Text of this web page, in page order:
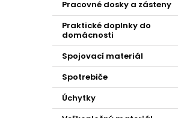
Pracovné dosky a zásteny
Praktické doplnky do
domácnosti
Spojovací materiál
Spotrebiče
Úchytky